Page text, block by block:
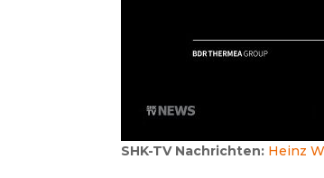
SHK-TV Nachrichten: Heinz